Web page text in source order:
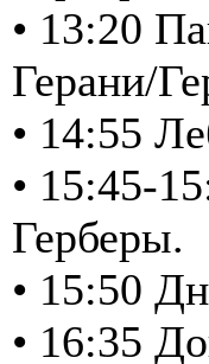
• 13:20
Герани/
• 14:55
• 15:45-
Герберы.
• 15:50
• 16:35